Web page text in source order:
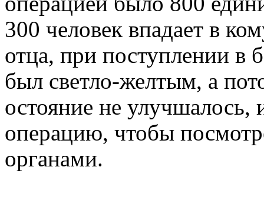
300 человек впадает в
отца, при поступлении в
был светло-желтым, а
остояние не улучшалось,
операцию, чтобы
органами.